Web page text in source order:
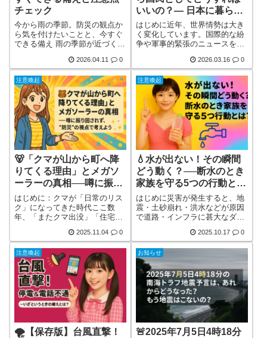
チェック
今から雨の季節。防災の観点か
ら気を付けたいことと、今すぐ
できる備え 雨の季節が近づく
付けたい災害リスクが一気に高
まります。 毎年のように各地
で、大雨による浸水、河川の増
水、土砂災害、道路冠水などが
発生し、「まさか自分の地域
が」と思っていた場所でも被害
が出ています。 災害は起きてか
らでは準備が間に合わないこと
があります。だからこそ、今の
うちに少しずつ備えておくこと
が大切で詳しく見る
2026.04.11 0
いいの？― 日本に暮らす
私たちが知っておくべき
防災と安全行動 ―
はじめに近年、世界情勢は大き
く変化しています。国際的な紛
争や軍事的緊張のニュースを目
が他国から攻撃を受けたらどう
なるのだろう」と不安に感じた
ことがある人も多いのではない
でしょうか。日本は平和国家と
して長く安定した社会を維持し
てきましたが、政府も近年は有
事を想定した国民保護の取り組
みを強化しています。例えば、
ミサイル攻撃などの緊急事態に
備えるための「Jアラート（全
国瞬時警詳しく見る
2026.03.16 0
注意喚起
🐻「クマが山から町へ降
りてくる理由」とメガソ
ーラーの真相──噂に振り
回されず、“防災”の視点
で考えよう
はじめに：クマが「日常のリス
ク」になってきた時代ここ数
年、「またクマ出没」「住宅街
うニュースが、本当に増えまし
た。里山だけでなく、普通の住
宅地・商店街・学校周辺にまで
クマが現れる被害にあった人の
ニュースを見るたびに、「明日
は我が身かもしれない」と胸が
ざわつくそしてネットやSNSで
は、こんな声も飛び交います。
「山の太陽光パネル（メガソー
ラー）が森を壊したからだ」
「その太陽詳しく見る
2025.11.04 0
注意喚起
💧水が出ない！その瞬間
どう動く？──断水のとき
家族を守る5つの行動と
は？
はじめに災害が発生すると、地
震・土砂崩れ・洪水などが原因
で道路・インフラに甚大なダメ
走る水道管がひずみを受けたり
破断したりすることで、水道の
供給が一気に止まる断水が発生
します。実際、東京都を例に取
ると、首都直下地震クラスの揺
れが起きれば、断水率が20〜
25％を超える可能性があるとの
想定も出ています。さらに、老
朽化した配管、地下地すべり、
液状化や地盤変動などの地盤不
安定化詳しく見る
2025.10.17 0
注意喚起
🌪️【保存版】台風直撃！
お知らせ
🚨2025年7月5日4時18分